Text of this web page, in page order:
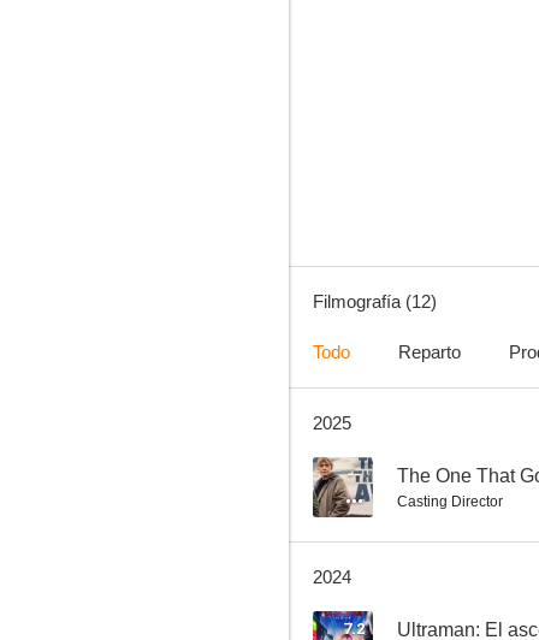
--
Filmografía (12)
Todo Reparto
2025
-- The One That
Casting Director
2024
7.2 Ultraman: El